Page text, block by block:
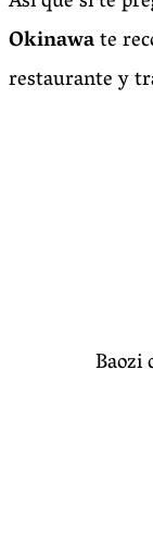
Okinawate
restaurante y
Baozi